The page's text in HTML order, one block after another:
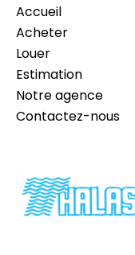
Accueil
Acheter
Louer
Estimation
Notre agence
Contactez-nous